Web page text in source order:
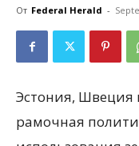
От Federal Herald -
Эстония, Швеция
рамочная